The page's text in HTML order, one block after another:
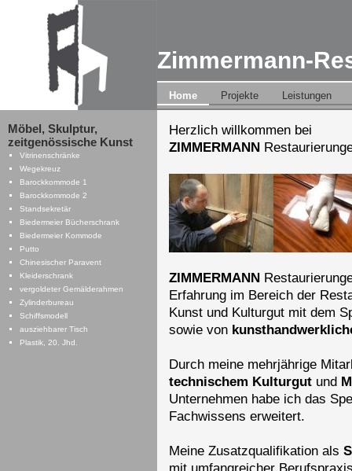
Zimmermann-
Navigation
überspringen
Home Projekte Leistungen
Herzlich willkommen bei
ZIMMERMANN
ZIMMERMANN
Erfahrung im Bereich der
Kunst und Kulturgut mit dem
sowie von
Durch meine mehrjährige
technischem Kulturgut und
Unternehmen habe ich das
Fachwissens erweitert.
Meine Zusatzqualifikation als
Navigation
überspringen
Möbel, Skulptur,
zeitgenössische Kunst
Vitrinenschränke
Wegekreuz
Barockkommode 1
Barockkommode 2
Standsekretär
Biedermeier Bücherschrank
Biedermeier Kommode
Putto
Chinesischer Paravent
Kleiderschrank
vergoldeter Gemälderahmen
Zylinderbureau
Schiffsmodell
ausziehbarer Tisch
Plastik, 20. Jhd.